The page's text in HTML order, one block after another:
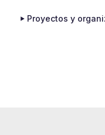
Proyectos y